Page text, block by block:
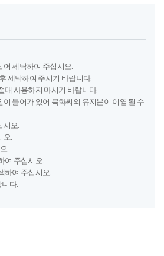
어 세탁하여 주십시오.
세탁하여 주시기 바랍니다.
대 사용하지 마시기 바랍니다.
이 들어가 있어 목화씨의 유지분이 이염 될 수
시오.
오.
.
여 주십시오.
하여 주십시오.
다.